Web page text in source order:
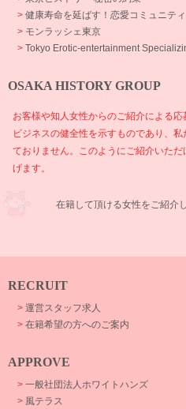
> 健康寿命を延ばす！恋愛コミュニテ
> モンラッシェ東京
> Tokyo Erotic-entertainment
OSAKA HISTORY GROUP
お客様や知人女性からのご紹介による
ビジネスの健全性を示すものであり、
ておりません。このようにご紹介いた
げます。
在籍して頂ける女性をご紹介
RECRUIT
> 運営スタッフ求人
> 在籍希望の方へのご案内
APPROVE
> 一般社団法人ホワイトハンズ
> 風テラス